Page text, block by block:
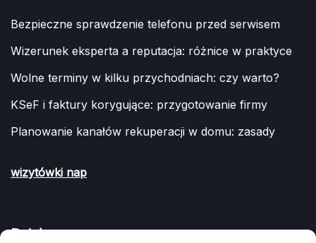
Bezpieczne sprawdzenie telefonu przed serwisem
Wizerunek eksperta a reputacja: różnice w praktyce
Wolne terminy w kilku przychodniach: czy warto?
KSeF i faktury korygujące: przygotowanie firmy
Planowanie kanałów rekuperacji w domu: zasady
wizytówki nap
Działy